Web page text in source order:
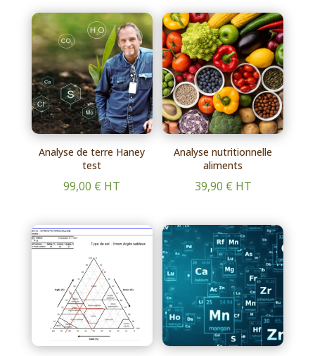
Analyse de terre Haney
test
99,00 € HT
Analyse nutritionnelle
aliments
39,90 € HT